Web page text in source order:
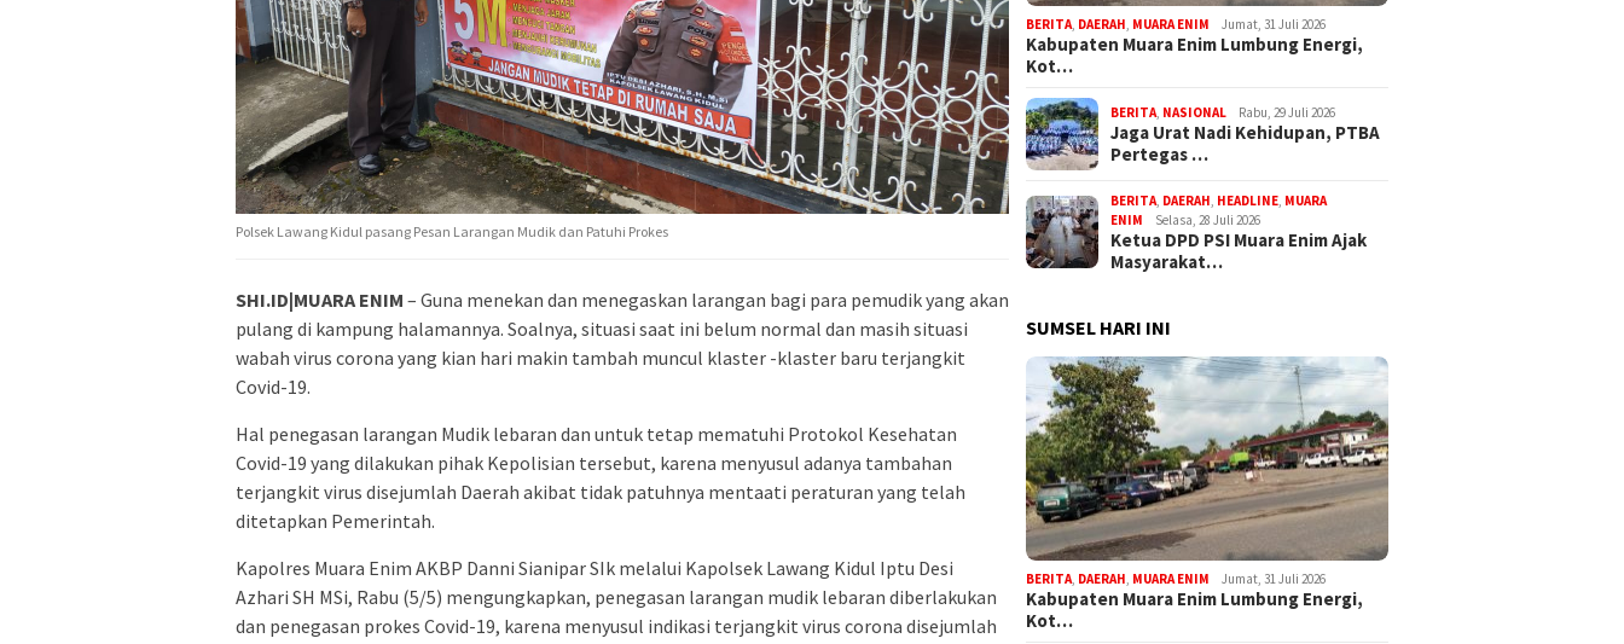
Polsek Lawang Kidul pasang Pesan Larangan Mudik dan Patuhi Prokes
SHI.ID|MUARA ENIM – Guna menekan dan menegaskan larangan bagi para pemudik yang akan
pulang di kampung halamannya. Soalnya, situasi saat ini belum normal dan masih situasi
wabah virus corona yang kian hari makin tambah muncul klaster -klaster baru terjangkit
Covid-19.
Hal penegasan larangan Mudik lebaran dan untuk tetap mematuhi Protokol Kesehatan
Covid-19 yang dilakukan pihak Kepolisian tersebut, karena menyusul adanya tambahan
terjangkit virus disejumlah Daerah akibat tidak patuhnya mentaati peraturan yang telah
ditetapkan Pemerintah.
Kapolres Muara Enim AKBP Danni Sianipar SIk melalui Kapolsek Lawang Kidul Iptu Desi
Azhari SH MSi, Rabu (5/5) mengungkapkan, penegasan larangan mudik lebaran diberlakukan
dan penegasan prokes Covid-19, karena menyusul indikasi terjangkit virus corona disejumlah
BERITA DAERAH MUARA ENIM Jumat, 31 Juli 2026
Kabupaten Muara Enim Lumbung Energi,
Kot…
BERITA NASIONAL Rabu, 29 Juli 2026
Jaga Urat Nadi Kehidupan, PTBA
Pertegas …
BERITA DAERAH HEADLINE MUARA
ENIM
Selasa, 28 Juli 2026
Ketua DPD PSI Muara Enim Ajak
Masyarakat…
SUMSEL HARI INI
BERITA, DAERAH, MUARA ENIM Jumat, 31 Juli 2026
Kabupaten Muara Enim Lumbung Energi,
Kot…